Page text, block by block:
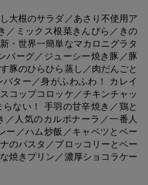
大根のサラダ／あさり不使用ア
／ミックス根菜きんぴら／きの
・世界一簡単なマカロニグラタ
バーグ／ジューシー焼き豚／豚
豚のひらひら蒸し／肉だんごと
ター／身がふわふわ！ カレイ
コップコロッケ／チキンチャッ
ない！ 手羽の甘辛焼き／鶏と
／人気のカルボナーラ／一番人
ー ／ハム炒飯／キャベツとベー
のパスタ／ブロッコリーとベー
焼きプリン／濃厚ショコラケー